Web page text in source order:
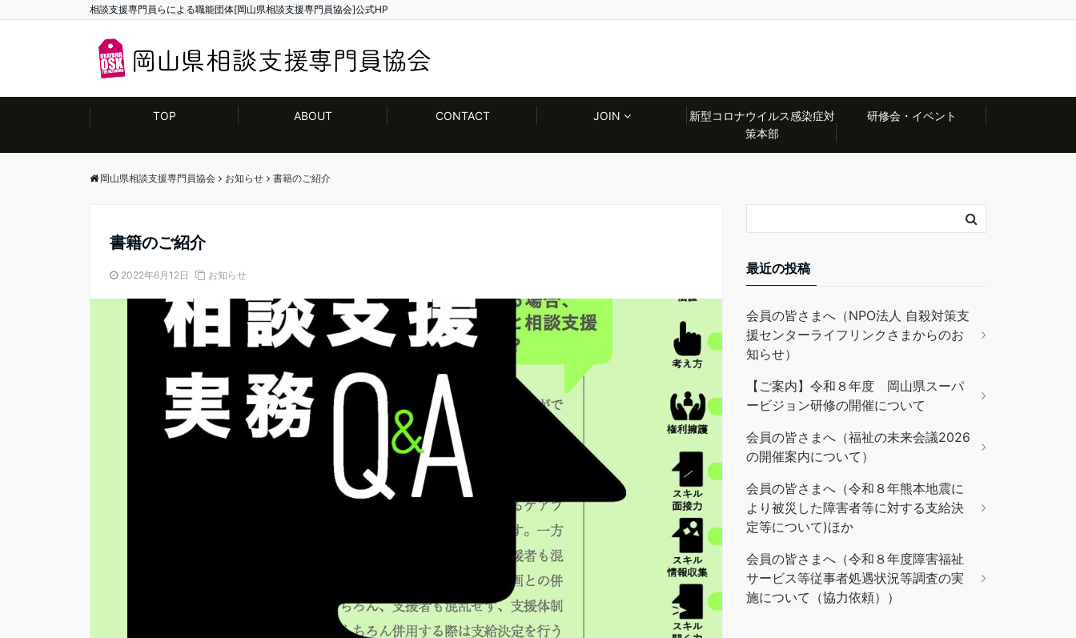
相談支援専門員らによる職能団体[岡山県相談支援専門員協会]公式HP
TOP ABOUT CONTACT JOIN
新型コロナウイルス感染症対
策本部
研修会・イベント
岡山県相談支援専門員協会 お知らせ 書籍のご紹介
書籍のご紹介
2022年6月12日 お知らせ 最近の投稿
会員の皆さまへ（NPO法人 自殺対策支
援センターライフリンクさまからのお
知らせ）
【ご案内】令和８年度 岡山県スーパ
ービジョン研修の開催について
会員の皆さまへ（福祉の未来会議2026
の開催案内について）
会員の皆さまへ（令和８年熊本地震に
より被災した障害者等に対する支給決
定等について)ほか
会員の皆さまへ（令和８年度障害福祉
サービス等従事者処遇状況等調査の実
施について（協力依頼））